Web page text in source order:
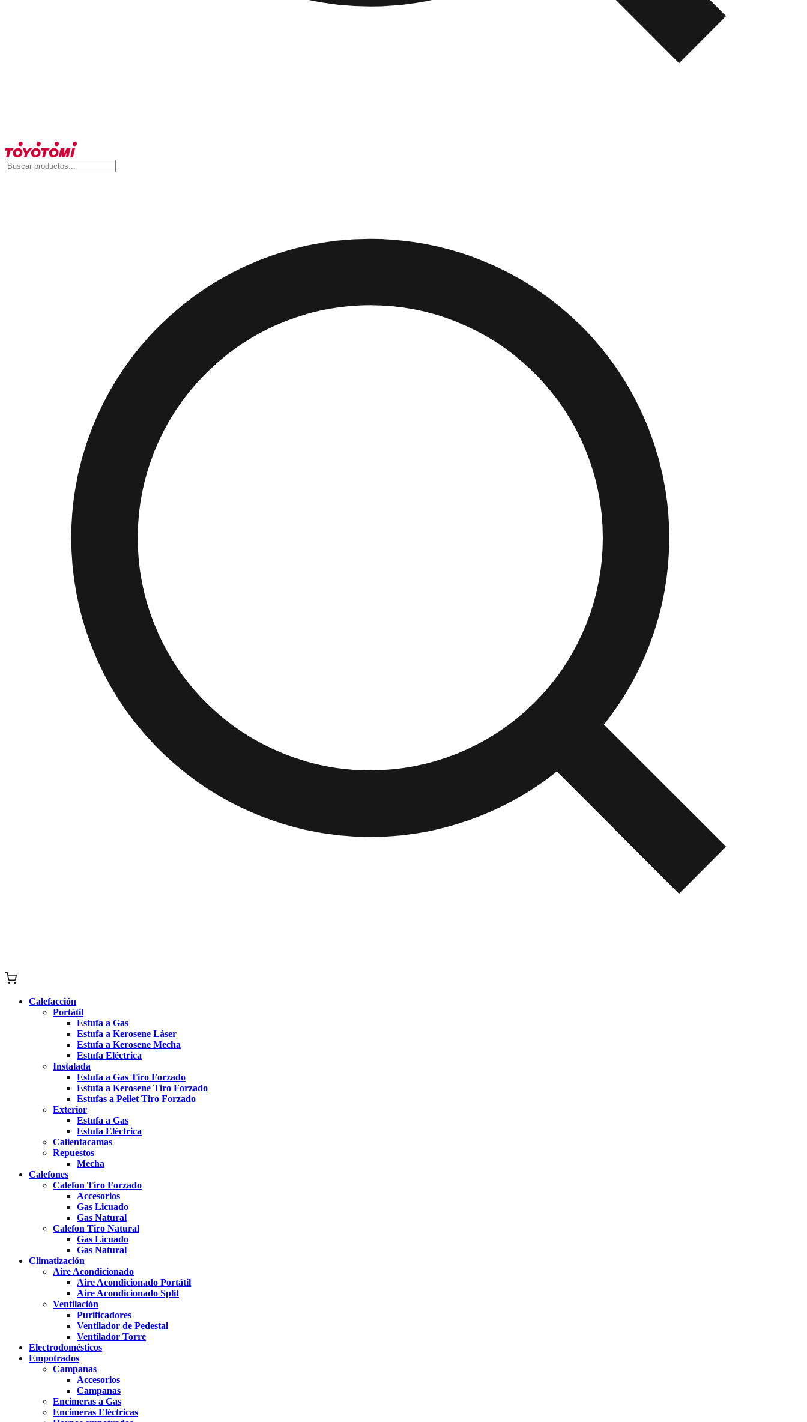
Calefacción
Portátil
Estufa a Gas
Estufa a Kerosene Láser
Estufa a Kerosene Mecha
Estufa Eléctrica
Instalada
Estufa a Gas Tiro Forzado
Estufa a Kerosene Tiro Forzado
Estufas a Pellet Tiro Forzado
Exterior
Estufa a Gas
Estufa Eléctrica
Calientacamas
Repuestos
Mecha
Calefones
Calefon Tiro Forzado
Accesorios
Gas Licuado
Gas Natural
Calefon Tiro Natural
Gas Licuado
Gas Natural
Climatización
Aire Acondicionado
Aire Acondicionado Portátil
Aire Acondicionado Split
Ventilación
Purificadores
Ventilador de Pedestal
Ventilador Torre
Electrodomésticos
Empotrados
Campanas
Accesorios
Campanas
Encimeras a Gas
Encimeras Eléctricas